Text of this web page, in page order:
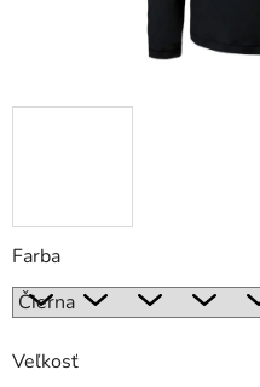
Farba
Veľkosť